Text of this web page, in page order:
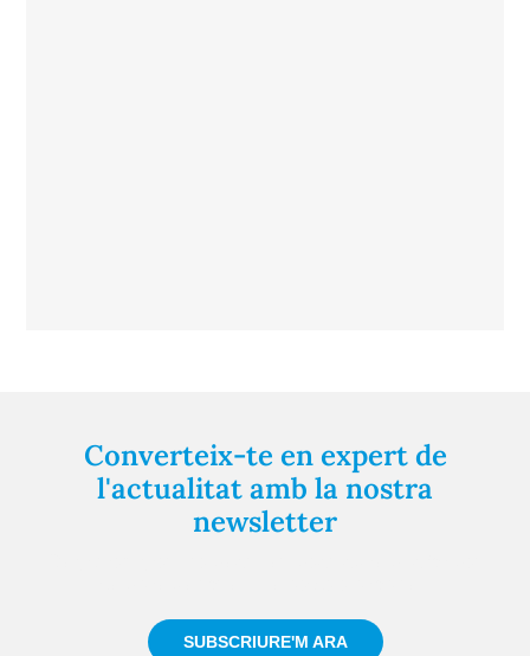
Converteix-te en expert de
l'actualitat amb la nostra
newsletter
SUBSCRIURE'M ARA